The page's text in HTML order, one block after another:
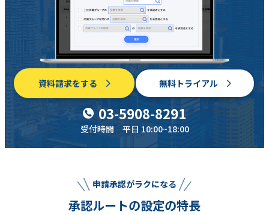
資料請求をする 無料トライアル
03-5908-8291
受付時間 平日 10:00~18:00
申請承認がラクになる
承認ルートの設定の特長